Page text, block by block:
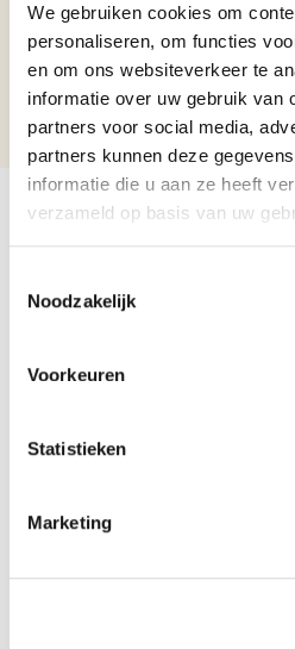
We gebruiken cookies om
personaliseren, om functies
en om ons websiteverkeer te
informatie over uw gebruik van
partners voor social media,
partners kunnen deze
informatie die u aan ze heeft
verzameld op basis van uw
Noodzakelijk
Voorkeuren
Statistieken
Marketing
Breedte 45 cm
Netto gewicht: 1.34 kg
Hoogte: 125 cm
Breedte: 45 cm
Lengte: 39 cm
Persoonlijke